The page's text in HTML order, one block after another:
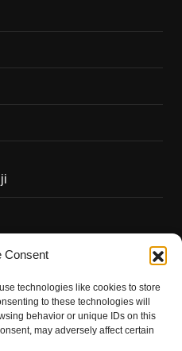
Consent
technologies like cookies to store
to these technologies will
behavior or unique IDs on this
may adversely affect certain